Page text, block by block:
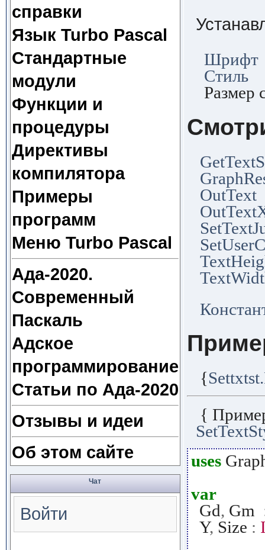
справки
Язык Turbo Pascal
Стандартные
модули
Функции и
процедуры
Директивы
компилятора
Примеры
программ
Меню Turbo Pascal
Ада-2020.
Современный
Паскаль
Адское
программирование
Статьи по Ада-2020
Отзывы и идеи
Об этом сайте
Чат
Войти
Шрифт
Стиль
Размер
OutText
{
{
uses
var
Gd, Gm
Y, Size :